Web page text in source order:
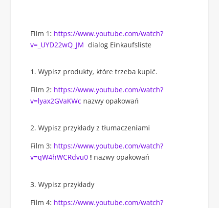
Film 1: https://www.youtube.com/watch?
v=_UYD22wQ_JM dialog Einkaufsliste
Wypisz produkty, które trzeba kupić.
Film 2: https://www.youtube.com/watch?
v=lyax2GVaKWc nazwy opakowań
Wypisz przykłady z tłumaczeniami
Film 3: https://www.youtube.com/watch?
v=qW4hWCRdvu0 ! nazwy opakowań
Wypisz przykłady
Film 4: https://www.youtube.com/watch?